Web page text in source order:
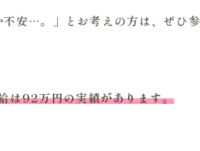
安…。」とお考えの方は、ぜひ参
は92万円の実績があります。